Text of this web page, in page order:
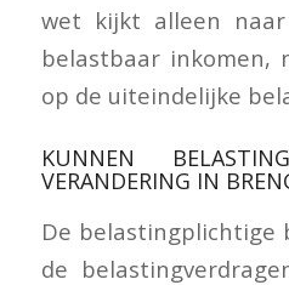
wet kijkt alleen
belastbaar inkomen,
op de uiteindelijke
KUNNEN
VERANDERING IN
De belastingplichtige
de